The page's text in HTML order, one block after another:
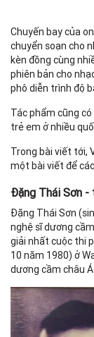
Chuyến bay của
chuyển soạn cho
kèn đồng cùng
phiên bản cho
phô diễn trình độ
Tác phẩm cũng
trẻ em ở nhiều
Trong bài viết tới,
một bài viết để
Đặng Thái Sơn -
Đặng Thái Sơn
nghệ sĩ dương
giải nhất cuộc thi
10 năm 1980) ở
dương cầm châu